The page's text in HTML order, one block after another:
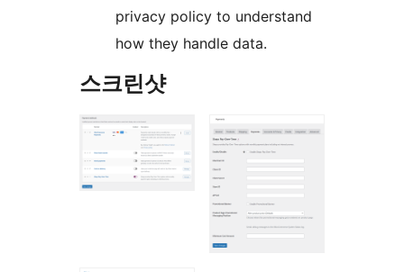
privacy policy to understand
how they handle data.
스크린샷